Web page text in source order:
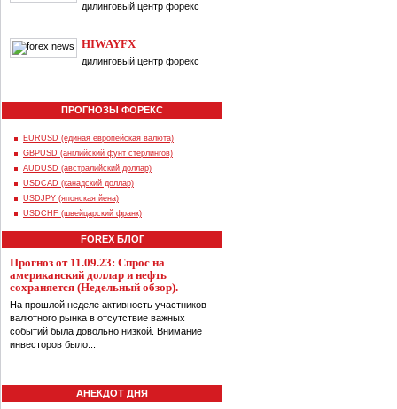
дилинговый центр форекс
HIWAYFX
дилинговый центр форекс
ПРОГНОЗЫ ФОРЕКС
EURUSD (единая европейская валюта)
GBPUSD (английский фунт стерлингов)
AUDUSD (австралийский доллар)
USDCAD (канадский доллар)
USDJPY (японская йена)
USDCHF (швейцарский франк)
FOREX БЛОГ
Прогноз от 11.09.23: Спрос на
американский доллар и нефть
сохраняется (Недельный обзор).
На прошлой неделе активность участников
валютного рынка в отсутствие важных
событий была довольно низкой. Внимание
инвесторов было...
АНЕКДОТ ДНЯ